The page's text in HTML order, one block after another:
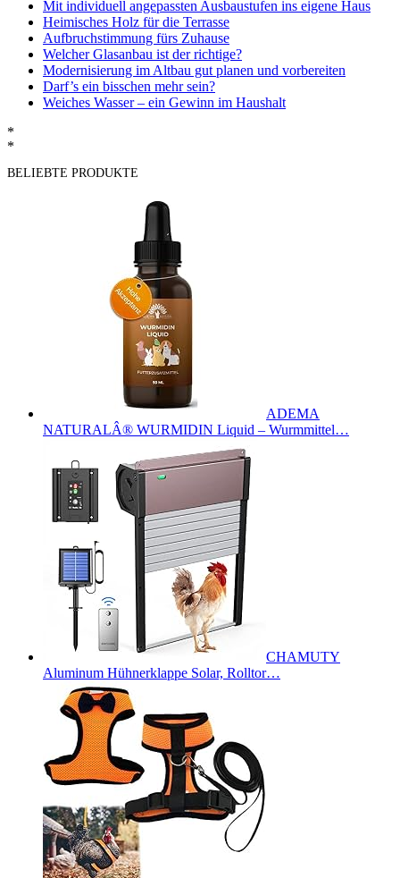
Mit individuell angepassten Ausbaustufen ins eigene Haus
Heimisches Holz für die Terrasse
Aufbruchstimmung fürs Zuhause
Welcher Glasanbau ist der richtige?
Modernisierung im Altbau gut planen und vorbereiten
Darf’s ein bisschen mehr sein?
Weiches Wasser – ein Gewinn im Haushalt
*
*
BELIEBTE PRODUKTE
ADEMA
NATURALÂ® WURMIDIN Liquid – Wurmmittel…
CHAMUTY
Aluminum Hühnerklappe Solar, Rolltor…